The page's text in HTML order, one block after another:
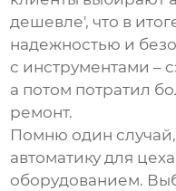
дешевле', что в
надежностью и
с инструментами –
а потом потратил
ремонт.
Помню один случай,
автоматику для
оборудованием.